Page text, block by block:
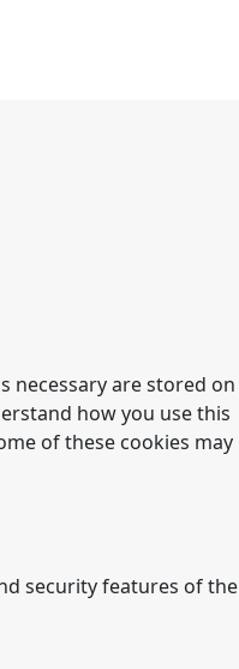
necessary are stored on
how you use this
of these cookies may
security features of the